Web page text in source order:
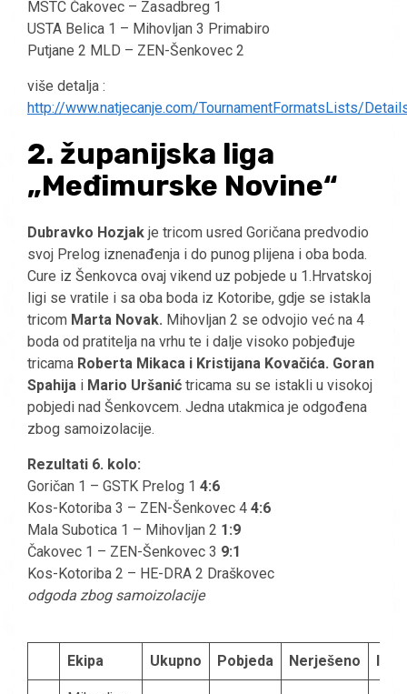
MSTC Čakovec – Zasadbreg 1
USTA Belica 1 – Mihovljan 3 Primabiro
Putjane 2 MLD – ZEN-Šenkovec 2
više detalja :
http://www.natjecanje.com/TournamentFormatsLists/
2. županijska liga
„Međimurske Novine“
Dubravko Hozjak je tricom usred Goričana predvodio
svoj Prelog iznenađenja i do punog plijena i oba boda.
Cure iz Šenkovca ovaj vikend uz pobjede u 1.Hrvatskoj
ligi se vratile i sa oba boda iz Kotoribe, gdje se istakla
tricom Marta Novak. Mihovljan 2 se odvojio već na 4
boda od pratitelja na vrhu te i dalje visoko pobjeđuje
tricama Roberta Mikaca i Kristijana Kovačića. Goran
Spahija i Mario Uršanić tricama su se istakli u visokoj
pobjedi nad Šenkovcem. Jedna utakmica je odgođena
zbog samoizolacije.
Rezultati 6. kolo:
Goričan 1 – GSTK Prelog 1 4:6
Kos-Kotoriba 3 – ZEN-Šenkovec 4 4:6
Mala Subotica 1 – Mihovljan 2 1:9
Čakovec 1 – ZEN-Šenkovec 3 9:1
Kos-Kotoriba 2 – HE-DRA 2 Draškovec
odgoda zbog samoizolacije
Ekipa Ukupno Pobjeda Nerješeno